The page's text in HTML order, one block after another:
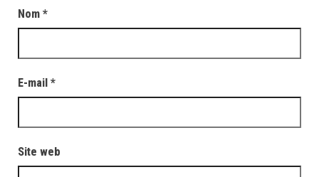
Nom *
E-mail *
Site web